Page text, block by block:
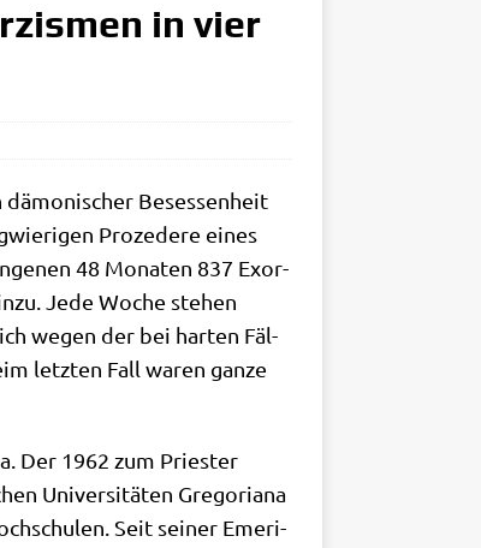
in vier
dämo­ni­scher Beses­sen­heit
Pro­ze­de­re eines
48 Mona­ten 837 Exor­
Jede Woche ste­hen
wegen der bei har­ten Fäl­
letz­ten Fall waren gan­ze
Der 1962 zum Prie­ster
Uni­ver­si­tä­ten Gre­go­ria­na
Seit sei­ner Eme­ri­